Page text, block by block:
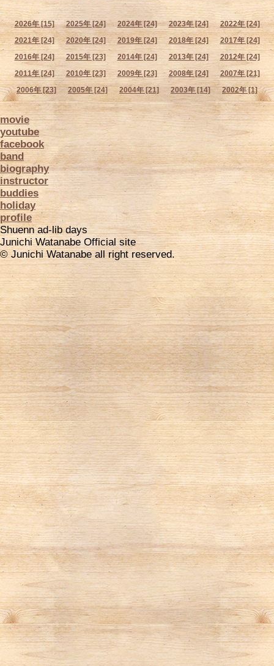
2026年 [15] 2025年 [24] 2024年 [24] 2023年 [24]
2022年 [24]
2021年 [24]
2020年 [24] 2019年 [24] 2018年 [24]
2017年 [24]
2016年 [24]
2015年 [23] 2014年 [24] 2013年 [24]
2012年 [24]
2011年 [24]
2010年 [23] 2009年 [23] 2008年 [24]
2007年 [21]
2006年 [23]
2005年 [24] 2004年 [21] 2003年 [14] 2002年 [1]
movie
youtube
facebook
band
biography
instructor
buddies
holiday
profile
Shuenn ad-lib days
Junichi Watanabe Official site
© Junichi Watanabe all right reserved.